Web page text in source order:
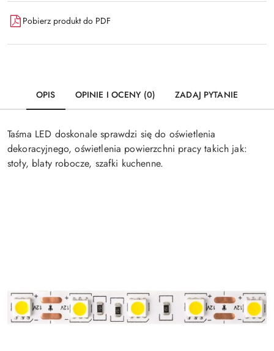
Pobierz produkt do PDF
OPIS OPINIE I OCENY (0) ZADAJ PYTANIE
Taśma LED doskonale sprawdzi się do oświetlenia
dekoracyjnego, oświetlenia powierzchni pracy takich jak:
stoły, blaty robocze, szafki kuchenne.